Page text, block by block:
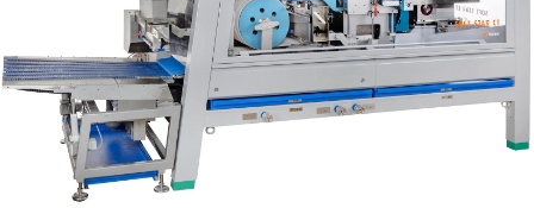
Fettbackgeräte
Teilen & Wirken Brötchen
Brötchenanlagen
Kontakt
WP SERVICELINE 24
Ersatzteile
Historie
Kooperationen
Praktikum
Von Rietberg in die Welt
Backzentrum
Veranstaltungen
Messetermine
Kontakt
Auslandsvertretungen
Kontakt & Anfahrt